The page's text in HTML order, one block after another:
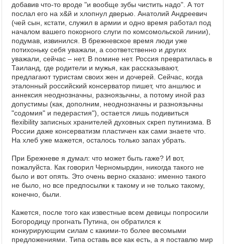
добавив что-то вроде "и вообще зубы чистить надо". А тот
послал его на х&й и хлопнул дверью. Анатолий Андреевич
(чей сын, кстати, служил в армии и одно время работал под
началом вашего покорного слуги по комсомольской линии),
подумав, извинился. В брежневское время люди уже
потихоньку себя уважали, а соответственно и других
уважали, сейчас – нет. В помине нет. Россия превратилась в
Таиланд, где родители и мужья, как рассказывают,
предлагают туристам своих жен и дочерей. Сейчас, когда
эталонный российский консерватор пишет, что аншлюс и
аннексия неоднозначны, разноязычны, а потому иной раз
допустимы (как, дополним, неоднозначны и разноязычны
"содомия" и педерастия"), остается лишь подивиться
flexibility записных хранителей духовных скреп путинизма. В
России даже консерватизм пластичен как сами знаете что.
На хлеб уже мажется, осталось только запах убрать.
При Брежневе я думал: что может быть гаже? И вот,
пожалуйста. Как говорил Черномырдин, никогда такого не
было и вот опять. Это очень верно сказано: именно такого
не было, но все предпосылки к такому и не только такому,
конечно, были.
Кажется, после того как известные всем девицы попросили
Богородицу прогнать Путина, он обратился к
конкурирующим силам с какими-то более весомыми
предложениями. Типа оставь все как есть, а я поставлю мир